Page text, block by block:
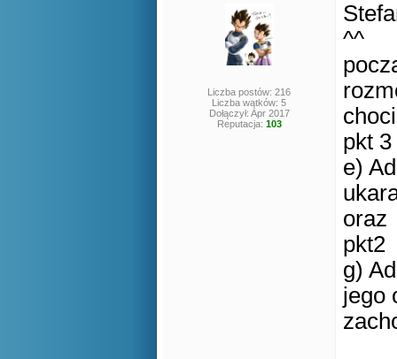
Liczba postów: 216
Liczba wątków: 5
Dołączył: Apr 2017
Reputacja: 103
^^
pkt 3
e)
oraz
pkt2
g)
jego